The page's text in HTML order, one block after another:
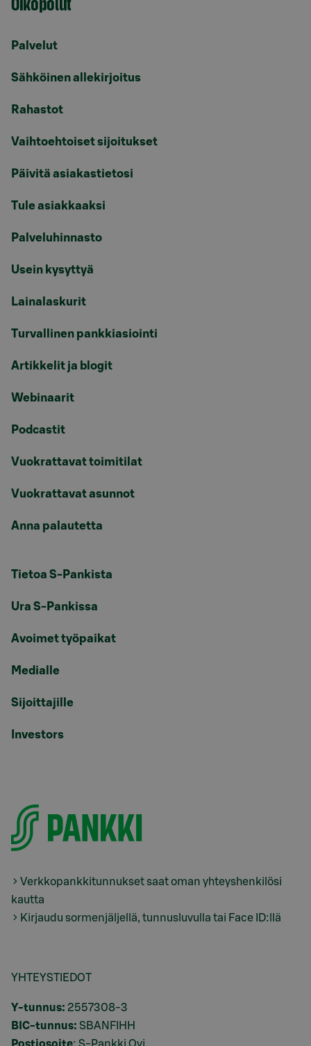
Palvelut
Sähköinen allekirjoitus
Rahastot
Vaihtoehtoiset sijoitukset
Päivitä asiakastietosi
Tule asiakkaaksi
Palveluhinnasto
Usein kysyttyä
Lainalaskurit
Turvallinen pankkiasiointi
Artikkelit ja blogit
Webinaarit
Podcastit
Vuokrattavat toimitilat
Vuokrattavat asunnot
Anna palautetta
Tietoa S-Pankista
Ura S-Pankissa
Avoimet työpaikat
Medialle
Sijoittajille
Investors
Verkkopankkitunnukset saat oman yhteyshenkilösi
kautta
Kirjaudu sormenjäljellä, tunnusluvulla tai Face ID:llä
YHTEYSTIEDOT
Y-tunnus: 2557308-3
BIC-tunnus: SBANFIHH